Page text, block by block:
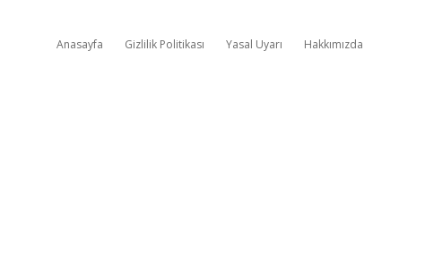
Anasayfa Gizlilik Politikası Yasal Uyarı Hakkımızda